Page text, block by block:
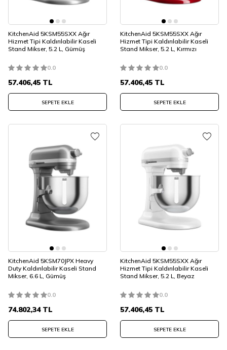
KitchenAid 5KSM55SXX Ağır
Hizmet Tipi Kaldırılabilir Kaseli
Stand Mikser, 5.2 L, Gümüş
0.0
57.406,45 TL
SEPETE EKLE
KitchenAid 5KSM55SXX Ağır
Hizmet Tipi Kaldırılabilir Kaseli
Stand Mikser, 5.2 L, Kırmızı
0.0
57.406,45 TL
SEPETE EKLE
KitchenAid 5KSM70JPX Heavy
Duty Kaldırılabilir Kaseli Stand
Mikser, 6.6 L, Gümüş
0.0
74.802,34TL
SEPETE EKLE
KitchenAid 5KSM55SXX Ağır
Hizmet Tipi Kaldırılabilir Kaseli
Stand Mikser, 5.2 L, Beyaz
0.0
57.406,45 TL
SEPETE EKLE